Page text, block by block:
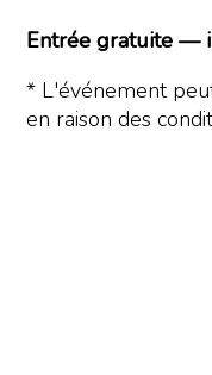
Entrée gratuite —
* L'événement
en raison des